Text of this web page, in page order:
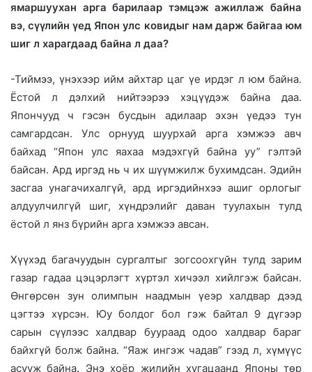
ямаршуухан арга барилаар тэмцэж ажиллаж байна
вэ, сүүлийн үед Япон улс ковидыг нам дарж байгаа юм
шиг л харагдаад байна л даа?
-Тиймээ, үнэхээр ийм айхтар цаг үе ирдэг л юм байна.
Ёстой л дэлхий нийтээрээ хэцүүдэж байна даа.
Япончууд ч гэсэн бусдын адилаар эхэн үедээ тун
самгардсан. Улс орнууд шуурхай арга хэмжээ авч
байхад “Япон улс яахаа мэдэхгүй байна уу” гэлтэй
байсан. Ард иргэд нь ч их шүүмжилж бухимдсан. Эдийн
засгаа унагачихалгүй, ард иргэдийнхээ ашиг орлогыг
алдуулчилгүй шиг, хүндрэлийг даван туулахын тулд
ёстой л янз бүрийн арга хэмжээ авсан.
Хүүхэд багачуудын сургалтыг зогсоохгүйн тулд зарим
газар гадаа цэцэрлэгт хүртэл хичээл хийлгэж байсан.
Өнгөрсөн зун олимпын наадмын үеэр халдвар дээд
цэгтээ хүрсэн. Юу болдог бол гэж байтал 9 дүгээр
сарын сүүлээс халдвар буураад одоо халдвар бараг
байхгүй болж байна. “Яаж ингэж чадав” гээд л, хүмүүс
асууж байна. Энэ хоёр жилийн хугацаанд Японы төр